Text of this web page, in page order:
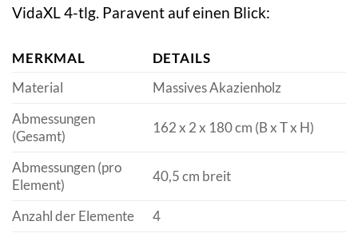
VidaXL 4-tlg. Paravent auf einen Blick:
MERKMAL
DETAILS
Material
Massives Akazienholz
Abmessungen
(Gesamt)
162 x 2 x 180 cm (B x T x H)
Abmessungen (pro
Element)
40,5 cm breit
Anzahl der Elemente
4